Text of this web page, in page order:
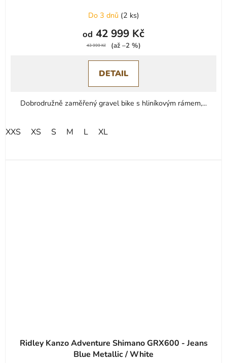
Do 3 dnů (2 ks)
od 42 999 Kč
43 999 Kč (až –2 %)
DETAIL
Dobrodružně zaměřený gravel bike s hliníkovým rámem,...
XXS XS S M L XL
Ridley Kanzo Adventure Shimano GRX600 - Jeans
Blue Metallic / White